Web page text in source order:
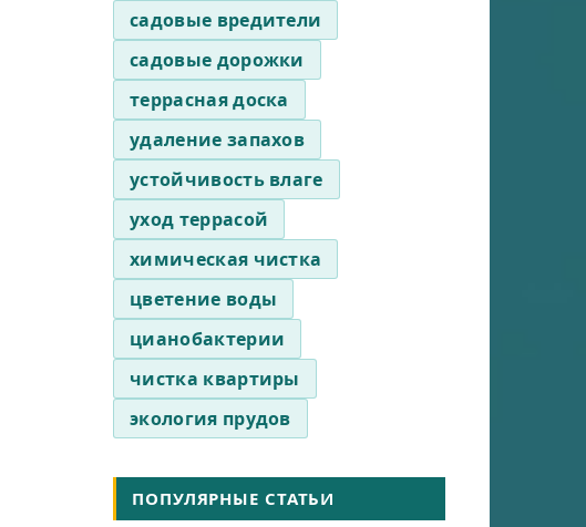
садовые вредители
садовые дорожки
террасная доска
удаление запахов
устойчивость влаге
уход террасой
химическая чистка
цветение воды
цианобактерии
чистка квартиры
экология прудов
ПОПУЛЯРНЫЕ СТАТЬИ